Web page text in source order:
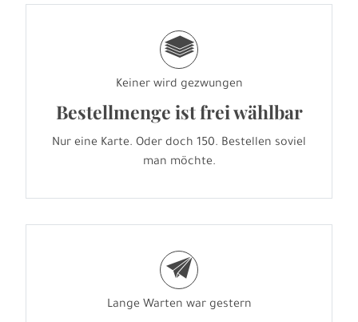
g
Keiner wird gezwungen
Bestellmenge ist frei wählbar
Nur eine Karte. Oder doch 150. Bestellen soviel
man möchte.
e
Lange Warten war gestern